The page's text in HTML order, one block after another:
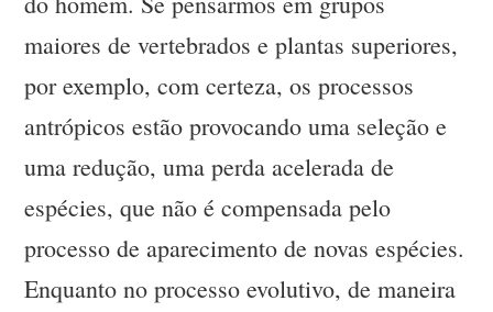
maiores de vertebrados e plantas superiores,
por exemplo, com certeza, os processos
antrópicos estão provocando uma seleção e
uma redução, uma perda acelerada de
espécies, que não é compensada pelo
processo de aparecimento de novas espécies.
Enquanto no processo evolutivo, de maneira